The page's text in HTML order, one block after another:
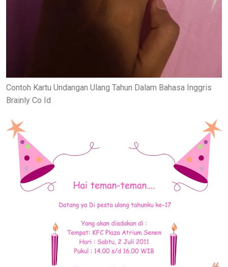
Contoh Kartu Undangan Ulang Tahun Dalam Bahasa Inggris
Brainly Co Id